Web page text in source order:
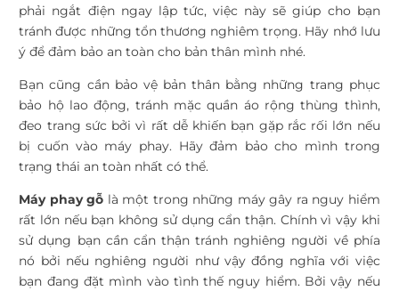
phải ngắt điện ngay lập tức, việc này sẽ giúp cho bạn
tránh được những tổn thương nghiêm trọng. Hãy nhớ lưu
ý để đảm bảo an toàn cho bản thân mình nhé.
Bạn cũng cần bảo vệ bản thân bằng những trang phục
bảo hộ lao động, tránh mặc quần áo rộng thùng thình,
đeo trang sức bởi vì rất dễ khiến bạn gặp rắc rối lớn nếu
bị cuốn vào máy phay. Hãy đảm bảo cho mình trong
trạng thái an toàn nhất có thể.
Máy phay gỗ là một trong những máy gây ra nguy hiểm
rất lớn nếu bạn không sử dụng cẩn thận. Chính vì vậy khi
sử dụng bạn cần cẩn thận tránh nghiêng người về phía
nó bởi nếu nghiêng người như vậy đồng nghĩa với việc
bạn đang đặt mình vào tình thế nguy hiểm. Bởi vậy nếu